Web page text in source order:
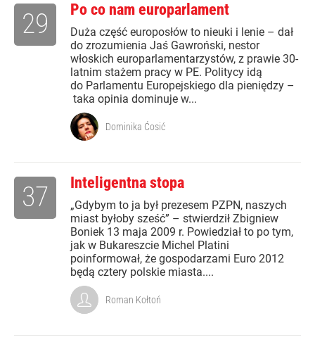
Po co nam europarlament
Duża część europosłów to nieuki i lenie – dał
do zrozumienia Jaś Gawroński, nestor
włoskich europarlamentarzystów, z prawie 30-
latnim stażem pracy w PE. Politycy idą
do Parlamentu Europejskiego dla pieniędzy –
taka opinia dominuje w...
29
Dominika Ćosić
Inteligentna stopa
„Gdybym to ja był prezesem PZPN, naszych
miast byłoby sześć” – stwierdził Zbigniew
Boniek 13 maja 2009 r. Powiedział to po tym,
jak w Bukareszcie Michel Platini
poinformował, że gospodarzami Euro 2012
będą cztery polskie miasta....
37
Roman Kołtoń